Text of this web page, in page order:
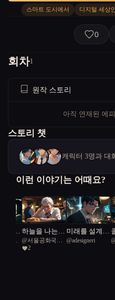
스마트 도시에서 디지털 세상인
0
회차1
원작 스토리
아직 연재된 에
스토리 챗
캐릭터 3명과 대
이런 이야기는 어때요?
려준
국일
하늘을 나는
붕어빵
@서울공화국일
급시민
2
미래를 설계하
는 인간들
@adesigneri